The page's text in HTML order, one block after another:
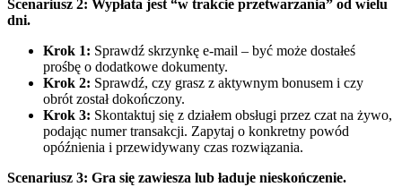
Scenariusz 2: Wypłata jest “w trakcie przetwarzania” od wielu
dni.
Krok 1: Sprawdź skrzynkę e-mail – być może dostałeś
prośbę o dodatkowe dokumenty.
Krok 2: Sprawdź, czy grasz z aktywnym bonusem i czy
obrót został dokończony.
Krok 3: Skontaktuj się z działem obsługi przez czat na żywo,
podając numer transakcji. Zapytaj o konkretny powód
opóźnienia i przewidywany czas rozwiązania.
Scenariusz 3: Gra się zawiesza lub ładuje nieskończenie.